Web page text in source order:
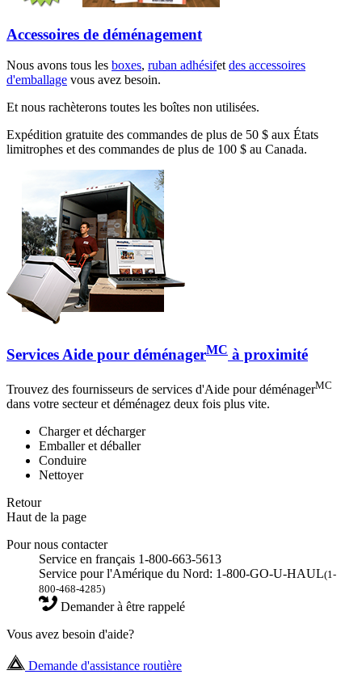
Accessoires de déménagement
Nous avons tous les boxes, ruban adhésifetdes accessoires
d'emballage vous avez besoin.
Et nous rachèterons toutes les boîtes non utilisées.
Expédition gratuite des commandes de plus de 50 $ aux États
limitrophes et des commandes de plus de 100 $ au Canada.
Services Aide pour déménagerMC à proximité
Trouvez des fournisseurs de services d'Aide pour déménagerMC
dans votre secteur et déménagez deux fois plus vite.
Charger et décharger
Emballer et déballer
Conduire
Nettoyer
Retour
Haut de la page
Pour nous contacter
Service en français 1-800-663-5613
Service pour l'Amérique du Nord: 1-800-GO-U-HAUL(1-
800-468-4285)
Demander à être rappelé
Vous avez besoin d'aide?
Demande d'assistance routière